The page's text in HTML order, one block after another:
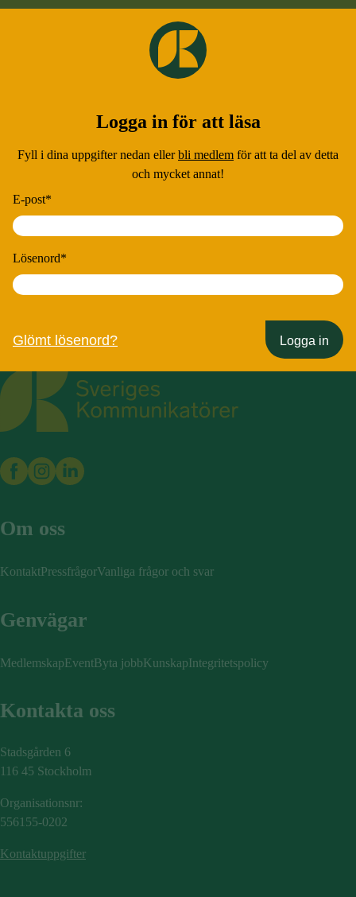
Publicerad: 3 december 2025
Logga in för att läsa
Fyll i dina uppgifter nedan ellerbli medlem för att ta del av detta
och mycket annat!
E-post*
Lösenord*
Logga in
Glömt lösenord?
Sveriges Kommunikatörer
Om oss
KontaktPressfrågorVanliga frågor och svar
Genvägar
MedlemskapEventByta jobbKunskapIntegritetspolicy
Kontakta oss
Stadsgården 6
116 45 Stockholm
Organisationsnr:
556155-0202
Kontaktuppgifter